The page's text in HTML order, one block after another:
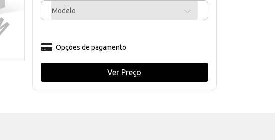
Modelo
Opções de pagamento
Ver Preço